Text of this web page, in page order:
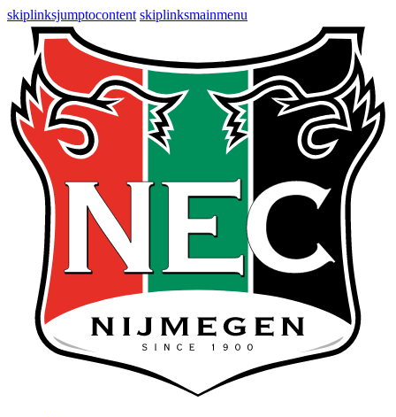
skiplinksjumptocontent skiplinksmainmenu